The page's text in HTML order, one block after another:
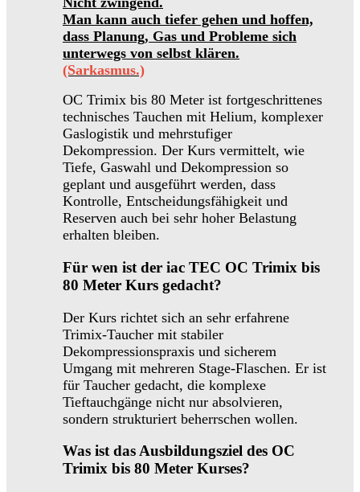
Man kann auch tiefer gehen und hoffen,
dass Planung, Gas und Probleme sich
unterwegs von selbst klären.
(Sarkasmus.)
OC Trimix bis 80 Meter ist fortgeschrittenes
technisches Tauchen mit Helium, komplexer
Gaslogistik und mehrstufiger
Dekompression. Der Kurs vermittelt, wie
Tiefe, Gaswahl und Dekompression so
geplant und ausgeführt werden, dass
Kontrolle, Entscheidungsfähigkeit und
Reserven auch bei sehr hoher Belastung
erhalten bleiben.
Für wen ist der iac TEC OC Trimix bis
80 Meter Kurs gedacht?
Der Kurs richtet sich an sehr erfahrene
Trimix-Taucher mit stabiler
Dekompressionspraxis und sicherem
Umgang mit mehreren Stage-Flaschen. Er ist
für Taucher gedacht, die komplexe
Tieftauchgänge nicht nur absolvieren,
sondern strukturiert beherrschen wollen.
Was ist das Ausbildungsziel des OC
Trimix bis 80 Meter Kurses?